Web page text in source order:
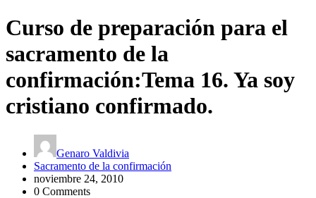
Curso de preparación para el
sacramento de la
confirmación:Tema 16. Ya soy
cristiano confirmado.
Genaro Valdivia
Sacramento de la confirmación
noviembre 24, 2010
0 Comments